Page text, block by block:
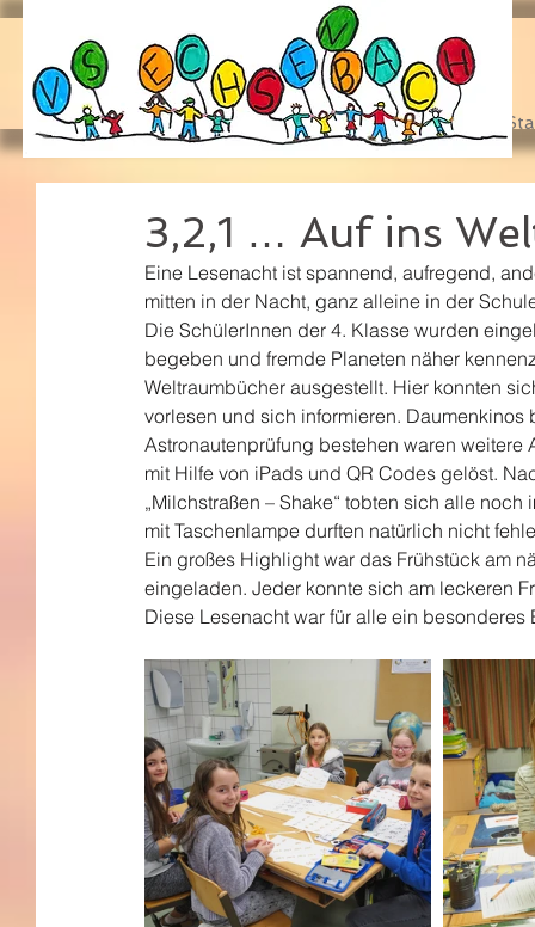
3,2,1 … Auf ins
Eine Lesenacht ist spannend, aufregend,
mitten in der Nacht, ganz alleine in der
Die SchülerInnen der 4. Klasse wurden
begeben und fremde Planeten näher
Weltraumbücher ausgestellt. Hier konnten
vorlesen und sich informieren.
Astronautenprüfung bestehen waren
mit Hilfe von iPads und QR Codes gelöst.
„Milchstraßen – Shake“ tobten sich alle
mit Taschenlampe durften natürlich nicht
Ein großes Highlight war das Frühstück am
eingeladen. Jeder konnte sich am leckeren
Diese Lesenacht war für alle ein